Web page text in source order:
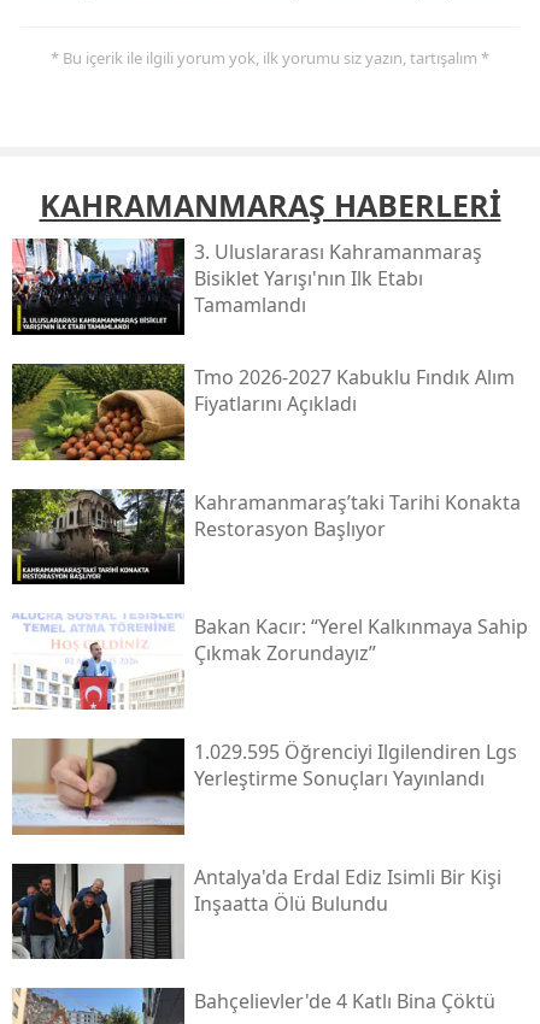
* Bu içerik ile ilgili yorum yok, ilk yorumu siz yazın, tartışalım *
KAHRAMANMARAŞ HABERLERİ
3. Uluslararası Kahramanmaraş
Bisiklet Yarışı'nın Ilk Etabı
Tamamlandı
Tmo 2026-2027 Kabuklu Fındık Alım
Fiyatlarını Açıkladı
Kahramanmaraş’taki Tarihi Konakta
Restorasyon Başlıyor
Bakan Kacır: “yerel Kalkınmaya Sahip
Çıkmak Zorundayız”
1.029.595 Öğrenciyi Ilgilendiren Lgs
Yerleştirme Sonuçları Yayınlandı
Antalya'da Erdal Ediz Isimli Bir Kişi
Inşaatta Ölü Bulundu
Bahçelievler'de 4 Katlı Bina Çöktü